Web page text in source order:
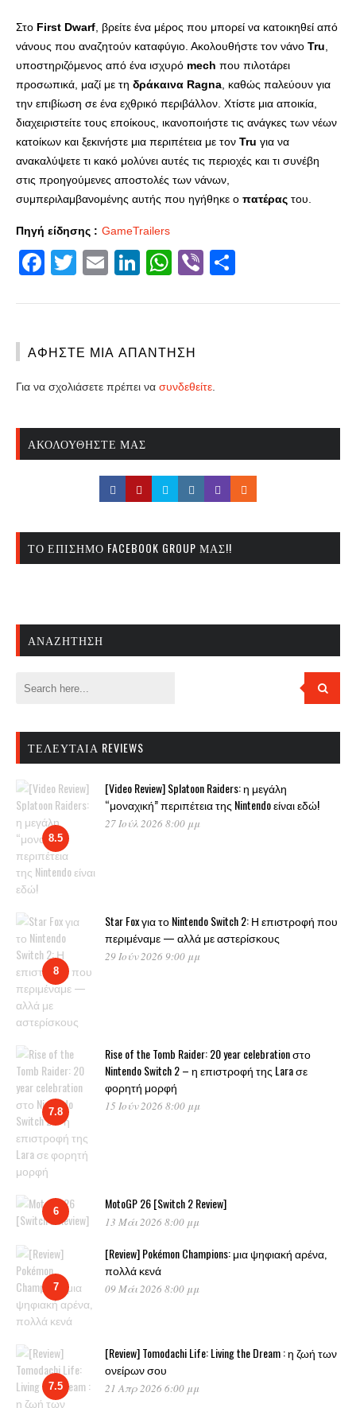
Στο First Dwarf , βρείτε ένα μέρος που μπορεί να κατοικηθεί από
νάνους που αναζητούν καταφύγιο. Ακολουθήστε τον νάνο Tru
υποστηριζόμενος από ένα ισχυρό mech που πιλοτάρει
προσωπικά, μαζί με τη δράκαινα Ragna , καθώς παλεύουν για
την επιβίωση σε ένα εχθρικό περιβάλλον. Χτίστε μια αποικία,
διαχειριστείτε τους εποίκους, ικανοποιήστε τις ανάγκες των νέων
κατοίκων και ξεκινήστε μια περιπέτεια με τον Tru για να
ανακαλύψετε τι κακό μολύνει αυτές τις περιοχές και τι συνέβη
στις προηγούμενες αποστολές των νάνων,
συμπεριλαμβανομένης αυτής που ηγήθηκε ο πατέρας του.
Πηγή είδησης : GameTrailers
Facebook
Twitter
EmailLinkedIn
WhatsApp
Viber
ΑΦΉΣΤΕ ΜΙΑ ΑΠΆΝΤΗΣΗ
Για να σχολιάσετε πρέπει να συνδεθείτε
ΑΚΟΛΟΥΘΉΣΤΕ ΜΑΣ
ΤΟ ΕΠΊΣΗΜΟ FACEBOOK GROUP ΜΑΣ!!
ΑΝΑΖΉΤΗΣΗ
ΤΕΛΕΥΤΑΊΑ REVIEWS
8.5
[Video Review] Splatoon Raiders: η μεγάλη
“μοναχική” περιπέτεια της Nintendo είναι εδώ!
27 Ιούλ 2026 8:00 μμ
8
Star Fox για το Nintendo Switch 2: Η επιστροφή που
περιμέναμε — αλλά με αστερίσκους
29 Ιούν 2026 9:00 μμ
7.8
Rise of the Tomb Raider: 20 year celebration στο
Nintendo Switch 2 – η επιστροφή της Lara σε
φορητή μορφή
15 Ιούν 2026 8:00 μμ
6 MotoGP 26 [Switch 2 Review]
13 Μάι 2026 8:00 μμ
7
[Review] Pokémon Champions: μια ψηφιακή αρένα,
πολλά κενά
09 Μάι 2026 8:00 μμ
7.5
[Review] Tomodachi Life: Living the Dream : η ζωή των
ονείρων σου
21 Απρ 2026 6:00 μμ